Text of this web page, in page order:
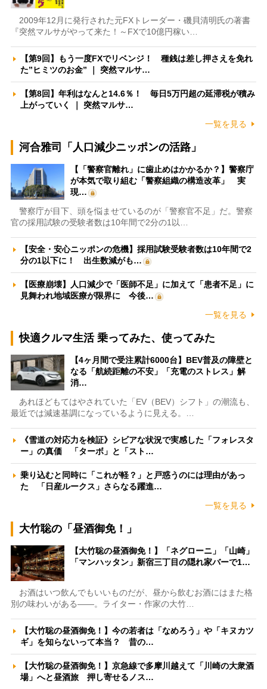
2009年12月に発行された元FXトレーダー・磯貝清明氏の著書
『突然マルサがやって来た！～FXで10億円稼い…
【第9回】もう一度FXでリベンジ！ 種銭は差し押さえを免れ
た”ヒミツのお金” ｜ 突然マルサ…
【第8回】年利はなんと14.6％！ 毎日5万円超の延滞税が積み
上がっていく ｜ 突然マルサ…
一覧を見る
河合雅司「人口減少ニッポンの活路」
【「警察官離れ」に歯止めはかかるか？】警察庁
が本気で取り組む「警察組織の構造改革」 実
現…
警察庁が目下、頭を悩ませているのが「警察官不足」だ。警察
官の採用試験の受験者数は10年間で2分の1以…
【安全・安心ニッポンの危機】採用試験受験者数は10年間で2
分の1以下に！ 出生数減がも…
【医療崩壊】人口減少で「医師不足」に加えて「患者不足」に
見舞われ地域医療が限界に 今後…
一覧を見る
快適クルマ生活 乗ってみた、使ってみた
【4ヶ月間で受注累計6000台】BEV普及の障壁と
なる「航続距離の不安」「充電のストレス」解
消…
あれほどもてはやされていた「EV（BEV）シフト」の潮流も、
最近では減速基調になっているように見える。…
《雪道の対応力を検証》シビアな状況で実感した「フォレスタ
ー」の真価 「ターボ」と「スト…
乗り込むと同時に「これが軽？」と戸惑うのには理由があっ
た 「日産ルークス」さらなる躍進…
一覧を見る
大竹聡の「昼酒御免！」
【大竹聡の昼酒御免！】「ネグローニ」「山崎」
「マンハッタン」新宿三丁目の隠れ家バーで1…
お酒はいつ飲んでもいいものだが、昼から飲むお酒にはまた格
別の味わいがある――。ライター・作家の大竹…
【大竹聡の昼酒御免！】今の若者は「なめろう」や「キヌカツ
ギ」を知らないって本当？ 昔の…
【大竹聡の昼酒御免！】京急線で多摩川越えて「川崎の大衆酒
場」へと昼酒旅 押し寄せるノス…